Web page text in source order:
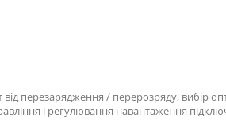
від перезарядження / перерозряду, вибір
і регулювання навантаження